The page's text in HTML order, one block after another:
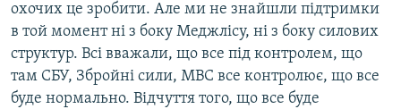
охочих це зробити. Але ми не знайшли підтримки
в той момент ні з боку Меджлісу, ні з боку силових
структур. Всі вважали, що все під контролем, що
там СБУ, Збройні сили, МВС все контролює, що все
буде нормально. Відчуття того, що все буде